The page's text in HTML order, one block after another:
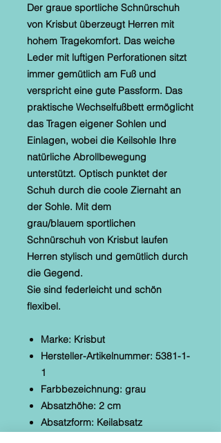
Der graue sportliche Schnürschuh
von Krisbut überzeugt Herren mit
hohem Tragekomfort. Das weiche
Leder mit luftigen Perforationen sitzt
immer gemütlich am Fuß und
verspricht eine gute Passform. Das
praktische Wechselfußbett ermöglicht
das Tragen eigener Sohlen und
Einlagen, wobei die Keilsohle Ihre
natürliche Abrollbewegung
unterstützt. Optisch punktet der
Schuh durch die coole Ziernaht an
der Sohle. Mit dem
grau/blauem sportlichen
Schnürschuh von Krisbut laufen
Herren stylisch und gemütlich durch
die Gegend.
Sie sind federleicht und schön
flexibel.
Marke: Krisbut
Hersteller-Artikelnummer: 5381-1-
1
Farbbezeichnung: grau
Absatzhöhe: 2 cm
Absatzform: Keilabsatz